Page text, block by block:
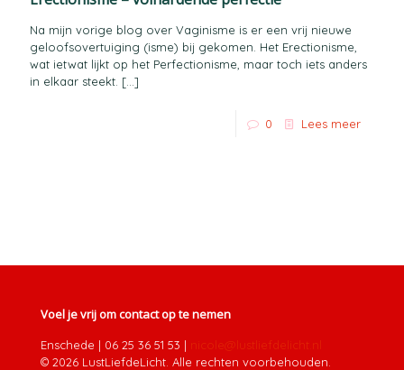
Na mijn vorige blog over Vaginisme is er een vrij nieuwe
geloofsovertuiging (isme) bij gekomen. Het Erectionisme,
wat ietwat lijkt op het Perfectionisme, maar toch iets anders
in elkaar steekt. […]
0 Lees meer
Voel je vrij om contact op te nemen
Enschede | 06 25 36 51 53 | nicole@lustliefdelicht.nl
© 2026 LustLiefdeLicht. Alle rechten voorbehouden.